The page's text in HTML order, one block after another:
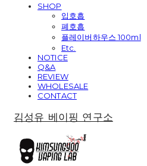
SHOP
입호흡
폐호흡
플레이버하우스 100ml
Etc.
NOTICE
Q&A
REVIEW
WHOLESALE
CONTACT
김성유 베이핑 연구소